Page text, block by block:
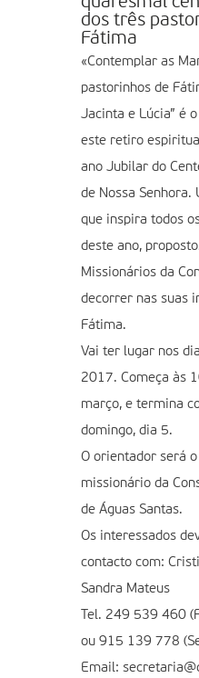
dos três
Fátima
«Contemplar as
pastorinhos de
Jacinta e Lúcia” é
este retiro
ano Jubilar do
de Nossa Senhora.
que inspira todos
deste ano,
Missionários da
decorrer nas suas
Fátima.
Vai ter lugar nos
2017. Começa às
março, e termina
domingo, dia 5.
O orientador será
missionário da
de Águas Santas.
Os interessados
contacto com:
Sandra Mateus
Tel. 249 539 460
ou 915 139 778
Email: